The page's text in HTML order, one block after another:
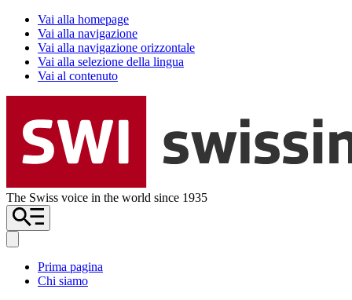
Vai alla homepage
Vai alla navigazione
Vai alla navigazione orizzontale
Vai alla selezione della lingua
Vai al contenuto
The Swiss voice in the world since 1935
Prima pagina
Chi siamo